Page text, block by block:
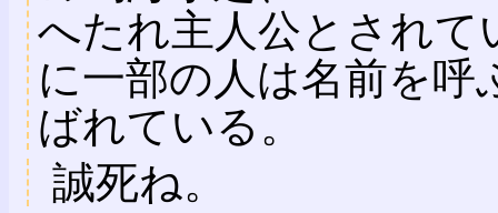
へたれ主人公とされ
に一部の人は名前を
ばれている。
誠死ね。